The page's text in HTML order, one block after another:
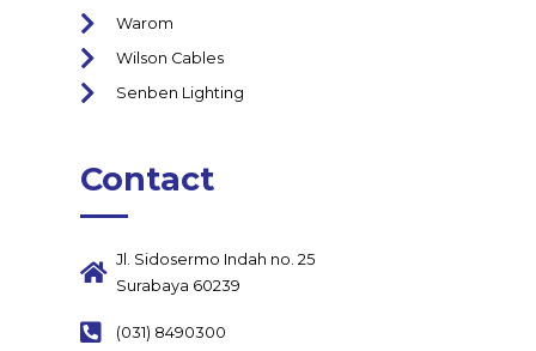
Warom
Wilson Cables
Senben Lighting
Contact
Jl. Sidosermo Indah no. 25
Surabaya 60239
(031) 8490300